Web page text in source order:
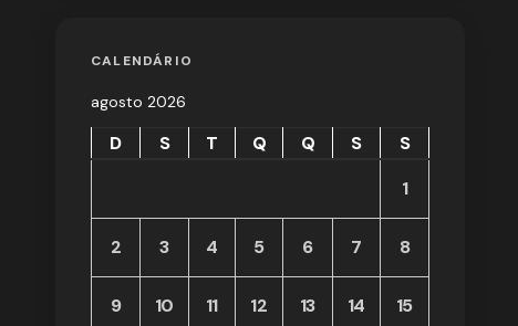
CALENDÁRIO
agosto 2026
D S T Q Q S
S
1
2 3 4 5 6 7 8
9 10 11 12 13 14 15